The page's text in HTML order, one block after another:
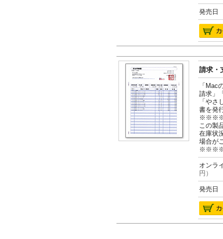
発売日
請求・
「Mac
請求」
「や
書を発
この製
在庫状
場合が
オン
円）
発売日